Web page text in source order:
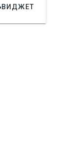
ВИДЖЕТ